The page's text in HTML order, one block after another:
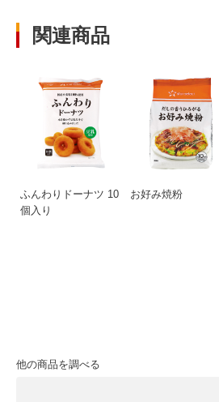
関連商品
ふんわりドーナツ 10
個入り
お好み焼粉
他の商品を調べる